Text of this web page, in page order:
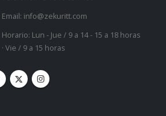
Email: info@zekuritt.com
Horario: Lun - Jue / 9 a 14 - 15 a 18 horas
· Vie / 9 a 15 horas